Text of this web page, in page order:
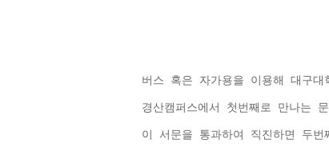
버스 혹은 자가용을 이용해 대구
경산캠퍼스에서 첫번째로 만나는
이 서문을 통과하여 직진하면 두